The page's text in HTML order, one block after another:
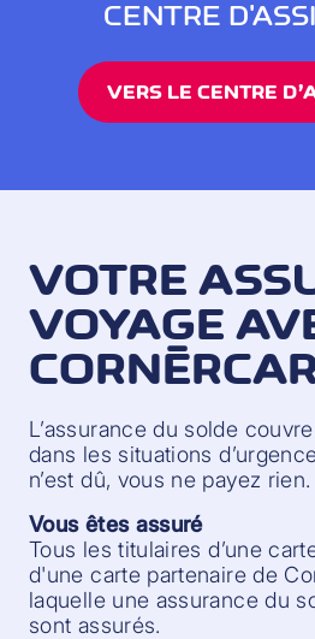
CENTRE
VERS LE CENTRE
VOTRE
VOYAGE
L’assurance du solde
dans les situations
n’est dû, vous ne payez rien.
Vous êtes assuré
Tous les titulaires d’une
d'une carte partenaire de
laquelle une assurance du
sont assurés.